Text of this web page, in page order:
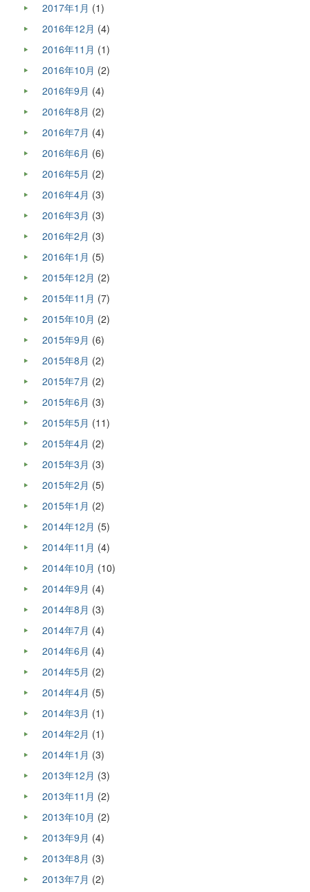
2017年1月 (1)
2016年12月 (4)
2016年11月 (1)
2016年10月 (2)
2016年9月 (4)
2016年8月 (2)
2016年7月 (4)
2016年6月 (6)
2016年5月 (2)
2016年4月 (3)
2016年3月 (3)
2016年2月 (3)
2016年1月 (5)
2015年12月 (2)
2015年11月 (7)
2015年10月 (2)
2015年9月 (6)
2015年8月 (2)
2015年7月 (2)
2015年6月 (3)
2015年5月 (11)
2015年4月 (2)
2015年3月 (3)
2015年2月 (5)
2015年1月 (2)
2014年12月 (5)
2014年11月 (4)
2014年10月 (10)
2014年9月 (4)
2014年8月 (3)
2014年7月 (4)
2014年6月 (4)
2014年5月 (2)
2014年4月 (5)
2014年3月 (1)
2014年2月 (1)
2014年1月 (3)
2013年12月 (3)
2013年11月 (2)
2013年10月 (2)
2013年9月 (4)
2013年8月 (3)
2013年7月 (2)